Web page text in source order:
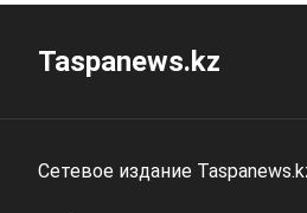
Taspanews.kz
Сетевое издание